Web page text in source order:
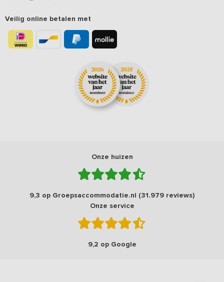
Veilig online betalen met
Onze huizen
9,3 op Groepsaccommodatie.nl (31.979 reviews)
Onze service
9,2 op Google